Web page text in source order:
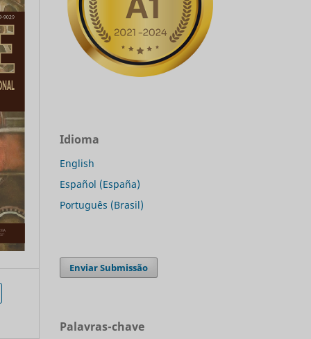
Idioma
English
Español (España)
Português (Brasil)
Enviar Submissão
Palavras-chave